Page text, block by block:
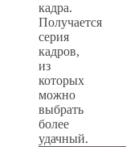
кадра.
Получается
серия
кадров,
из
которых
можно
выбрать
более
удачный.